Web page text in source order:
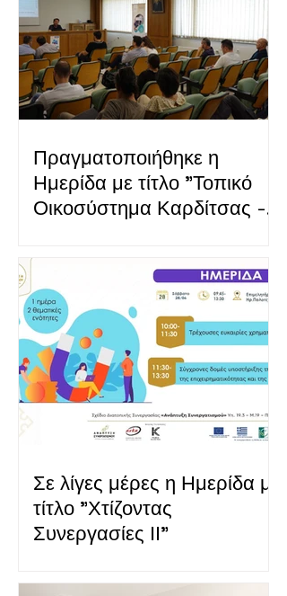
Πραγματοποιήθηκε η
Ημερίδα με τίτλο "Τοπικό
Οικοσύστημα Καρδίτσας -
Σε λίγες μέρες η Ημερίδα με
τίτλο "Χτίζοντας
Συνεργασίες ΙΙ"